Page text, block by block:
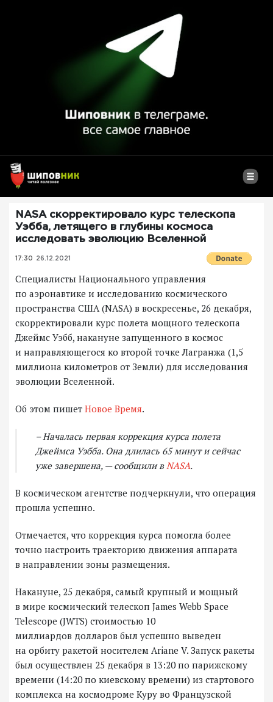
NASA скорректировало курс телескопа
Уэбба, летящего в глубины космоса
исследовать эволюцию Вселенной
17:30 26.12.2021
Специалисты Национального управления
по аэронавтике и исследованию космического
пространства США (NASA) в воскресенье, 26 декабря,
скорректировали курс полета мощного телескопа
Джеймс Уэбб, накануне запущенного в космос
и направляющегося ко второй точке Лагранжа (1,5
миллиона километров от Земли) для исследования
эволюции Вселенной.
Об этом пишет Новое Время.
– Началась первая коррекция курса полета
Джеймса Уэбба. Она длилась 65 минут и сейчас
уже завершена, — сообщили вNASA.
В космическом агентстве подчеркнули, что операция
прошла успешно.
Отмечается, что коррекция курса помогла более
точно настроить траекторию движения аппарата
в направлении зоны размещения.
Накануне, 25 декабря, самый крупный и мощный
в мире космический телескоп James Webb Space
Telescope (JWTS) стоимостью 10
миллиардов долларов был успешно выведен
на орбиту ракетой носителем Ariane V. Запуск ракеты
был осуществлен 25 декабря в 13:20 по парижскому
времени (14:20 по киевскому времени) из стартового
комплекса на космодроме Куру во Французской